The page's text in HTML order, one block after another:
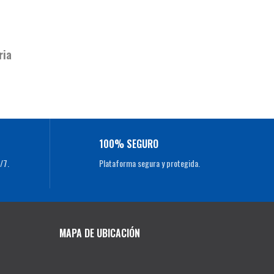
7.
100% SEGURO
Plataforma segura y protegida.
MAPA DE UBICACIÓN